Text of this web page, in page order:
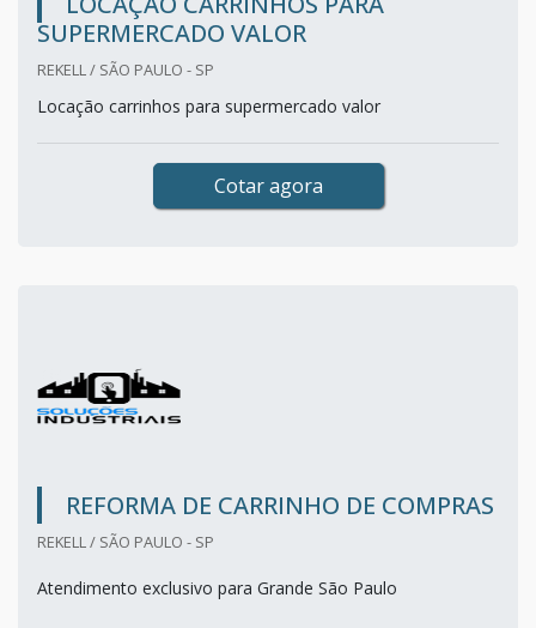
SUPERMERCADO VALOR
REKELL / SÃO PAULO - SP
Locação carrinhos para supermercado valor
Cotar agora
REFORMA DE CARRINHO DE COMPRAS
REKELL / SÃO PAULO - SP
Atendimento exclusivo para Grande São Paulo